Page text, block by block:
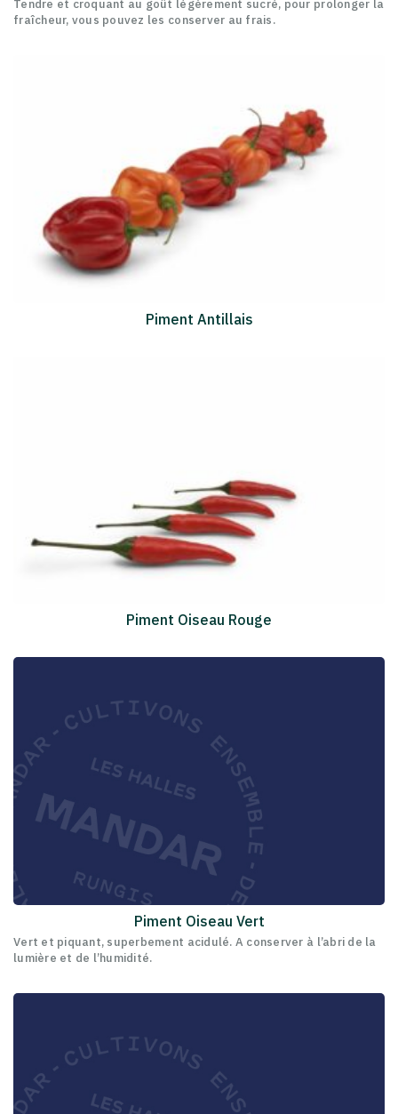
Tendre et croquant au goût légèrement sucré, pour prolonger la
fraîcheur, vous pouvez les conserver au frais.
Piment Antillais
Piment Oiseau Rouge
Piment Oiseau Vert
Vert et piquant, superbement acidulé. A conserver à l’abri de la
lumière et de l’humidité.